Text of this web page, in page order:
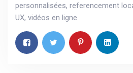
personnalisées, referencement
UX, vidéos en ligne